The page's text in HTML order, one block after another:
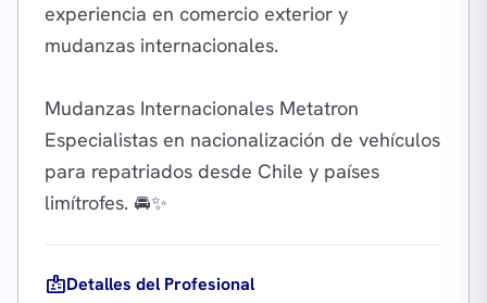
experiencia en comercio exterior y
mudanzas internacionales.
Mudanzas Internacionales Metatron
Especialistas en nacionalización de vehículos
para repatriados desde Chile y países
badgeDetalles del Profesional